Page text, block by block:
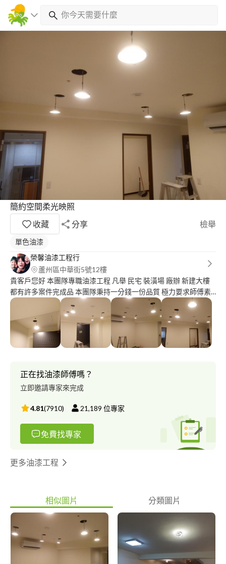
簡約空間柔光映照
收藏
分享 檢舉
單色油漆
榮馨油漆工程行
蘆州區中華街5號12樓
貴客戶您好 本團隊專職油漆工程 凡舉 民宅 裝潢場 廠辦 新建大樓
都有許多案件完成品 本團隊秉持一分錢一份品質 極力要求師傅素
質水平 累積許多經驗以及工法 信用及誠信是我們最大的原則 客戶
的笑容是我們最大動力 懇請有機會讓我們竭誠為您服務 感謝
正在找油漆師傅嗎？
立即邀請專家來完成
4.81(7910) 21,189 位專家
免費找專家
更多油漆工程
相似圖片 分類圖片